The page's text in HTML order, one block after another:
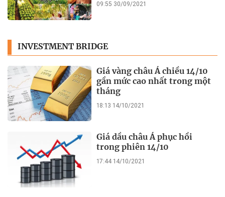
09:55 30/09/2021
INVESTMENT BRIDGE
Giá vàng châu Á chiều 14/10
gần mức cao nhất trong một
tháng
18:13 14/10/2021
Giá dầu châu Á phục hồi
trong phiên 14/10
17:44 14/10/2021